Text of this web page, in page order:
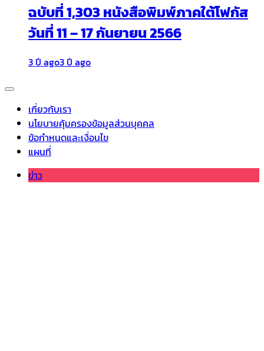
ฉบับที่ 1,303 หนังสือพิมพ์ภาคใต้โฟกัส
วันที่ 11 – 17 กันยายน 2566
3 ปี ago3 ปี ago
เกี่ยวกับเรา
นโยบายคุ้มครองข้อมูลส่วนบุคคล
ข้อกำหนดและเงื่อนไข
แผนที่
ข่าว